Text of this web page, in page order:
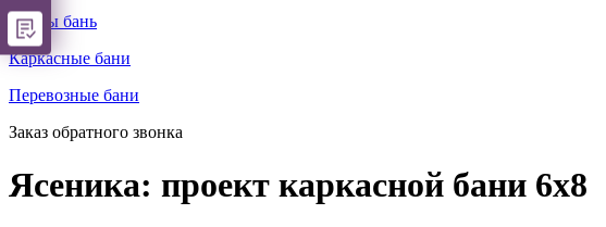
Срубы бань
Каркасные бани
Перевозные бани
Заказ обратного звонка
Ясеника: проект каркасной бани 6х8